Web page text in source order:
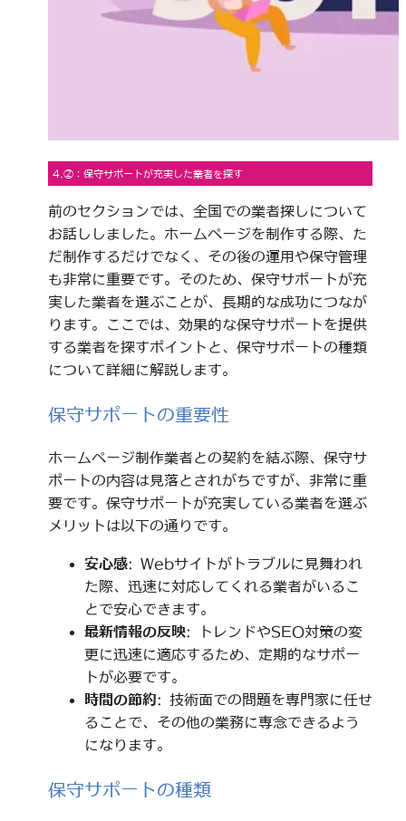
4.②：保守サポートが充実した業者を探す
前のセクションでは、全国での業者探しについて
お話ししました。ホームページを制作する際、た
だ制作するだけでなく、その後の運用や保守管理
も非常に重要です。そのため、保守サポートが充
実した業者を選ぶことが、長期的な成功につなが
ります。ここでは、効果的な保守サポートを提供
する業者を探すポイントと、保守サポートの種類
について詳細に解説します。
保守サポートの重要性
ホームページ制作業者との契約を結ぶ際、保守サ
ポートの内容は見落とされがちですが、非常に重
要です。保守サポートが充実している業者を選ぶ
メリットは以下の通りです。
安心感: Webサイトがトラブルに見舞われ
た際、迅速に対応してくれる業者がいるこ
とで安心できます。
最新情報の反映: トレンドやSEO対策の変
更に迅速に適応するため、定期的なサポー
トが必要です。
時間の節約: 技術面での問題を専門家に任せ
ることで、その他の業務に専念できるよう
になります。
保守サポートの種類